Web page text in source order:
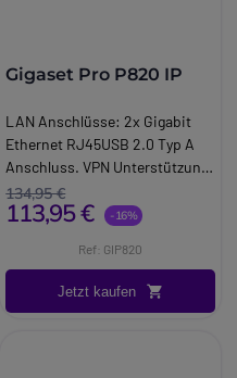
Gigaset Pro P820 IP
LAN Anschlüsse: 2x Gigabit
Ethernet RJ45USB 2.0 Typ A
Anschluss. VPN Unterstützung,
TLS, SRTP, SIPSTasten: 8
Funktionstasten + 4
Wege Navigation.
134,95 €
113,95 € -16%
Ref: GIP820
Jetzt kaufen